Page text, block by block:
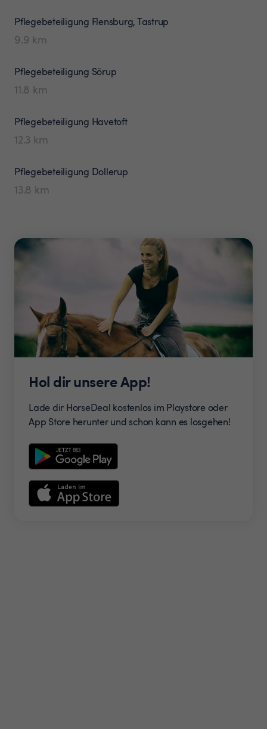
Pflegebeteiligung Flensburg, Tastrup
9.9 km
Pflegebeteiligung Sörup
11.8 km
Pflegebeteiligung Havetoft
12.3 km
Pflegebeteiligung Dollerup
13.8 km
Hol dir unsere App!
Lade dir HorseDeal kostenlos im Playstore oder
App Store herunter und schon kann es losgehen!